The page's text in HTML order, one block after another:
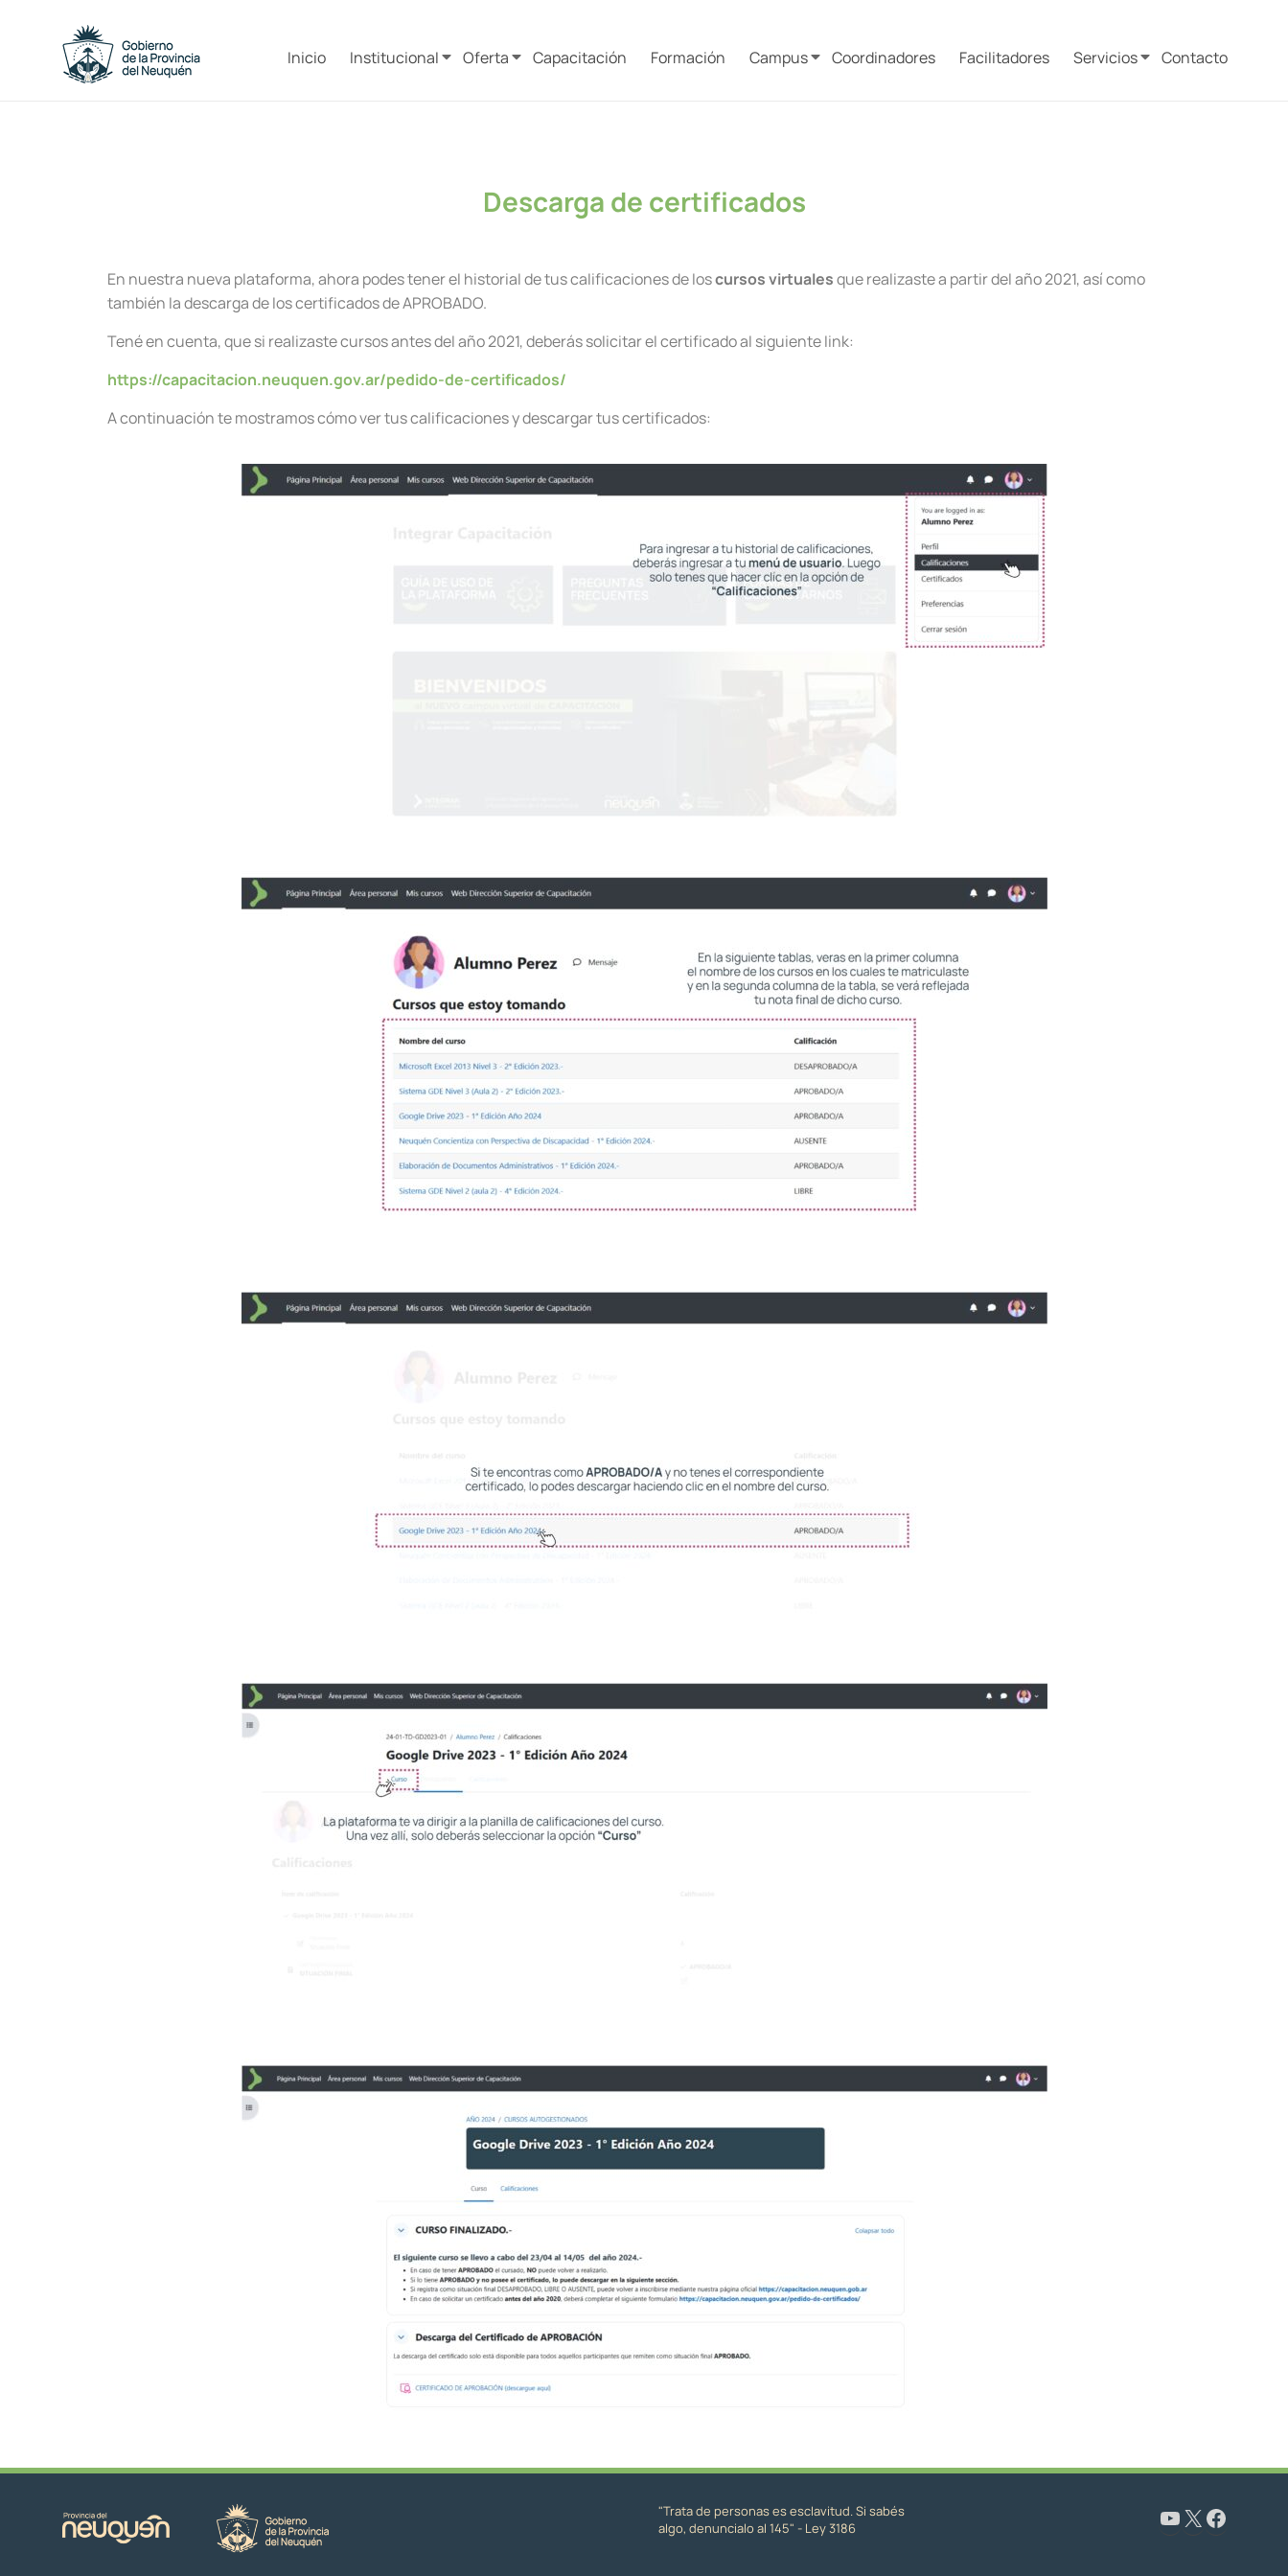
Inicio Institucional Oferta Capacitación Formación Campus Coordinadores Facilitadores Servicios Contacto
Descarga de certificados
En nuestra nueva plataforma, ahora podes tener el historial de tus calificaciones de loscursos virtualesque realizaste a partir del año 2021, así como
también la descarga de los certificados de APROBADO.
Tené en cuenta, que si realizaste cursos antes del año 2021, deberás solicitar el certificado al siguiente link:
https://capacitacion.neuquen.gov.ar/pedido-de-certificados/
A continuación te mostramos cómo ver tus calificaciones y descargar tus certificados:
"Trata de personas es esclavitud. Si sabés
algo, denuncialo al 145" - Ley 3186